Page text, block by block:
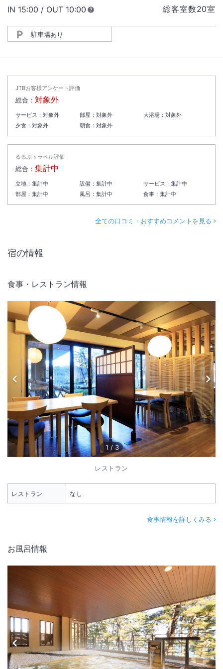
総客室数20室
IN チェックイン
15:00 / OUT チェックアウト
10:00
駐車場あり
JTBお客様アンケート評価
総合： 対象外
サービス： 対象外 部屋： 対象外 大浴場：対象外
夕食： 対象外 朝食： 対象外
るるぶトラベル評価
総合： 集計中
立地： 集計中 設備： 集計中 サービス：集計中
部屋： 集計中 風呂： 集計中 食事：集計中
全ての口コミ・おすすめコメントを見る
宿の情報
食事・レストラン情報
1 /3
レストラン
レストラン なし
食事情報を詳しくみる
お風呂情報